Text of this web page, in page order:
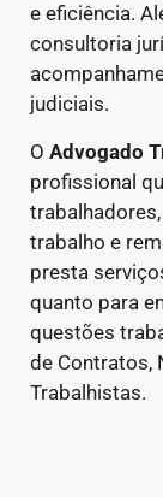
e eficiência.
consultoria
judiciais.
O Advogado
profissional
trabalho e
presta
quanto para
questões
de Contratos,
Trabalhistas.